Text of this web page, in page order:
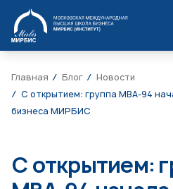
МИРБИС
Главная Блог
Новости
С открытием: группа МВА-94
бизнеса МИРБИС
С открытием: